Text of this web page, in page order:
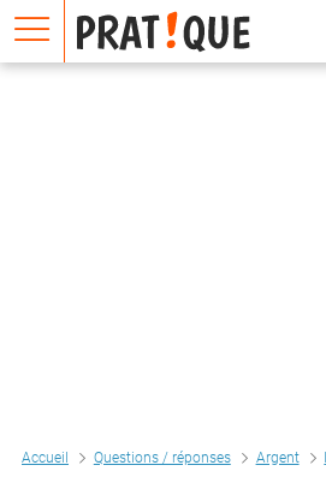
Accueil Questions / réponses Argent
E
m
a